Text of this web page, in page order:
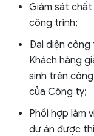
Giám sát
công trình;
Đại diện công
Khách hàng
sinh trên
của Công ty;
Phối hợp làm
dự án được